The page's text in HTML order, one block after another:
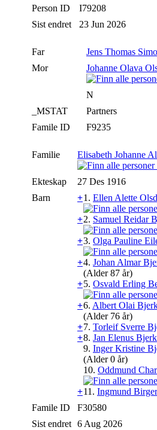
Person ID
I79208
Sist endret
23 Jun 2026
Far Jens Thomas
Mor
Johanne Olava
N
_MSTAT
Partners
Famile ID
F9235
Familie Elisabeth Johanne
Ekteskap
27 Des 1916
Barn
+1. Ellen Alette
+2. Samuel Reidar
+3. Olga Pauline
+4. Johan Almar
(Alder 87 år)
+5. Osvald Erling
+6. Albert Olai
(Alder 76 år)
+7. Torleif Sverre
+8. Jan Elenus
9. Inger Kristine
(Alder 0 år)
10. Oddmund
+11. Ingmund
Famile ID
F30580
Sist endret 6 Aug 2026